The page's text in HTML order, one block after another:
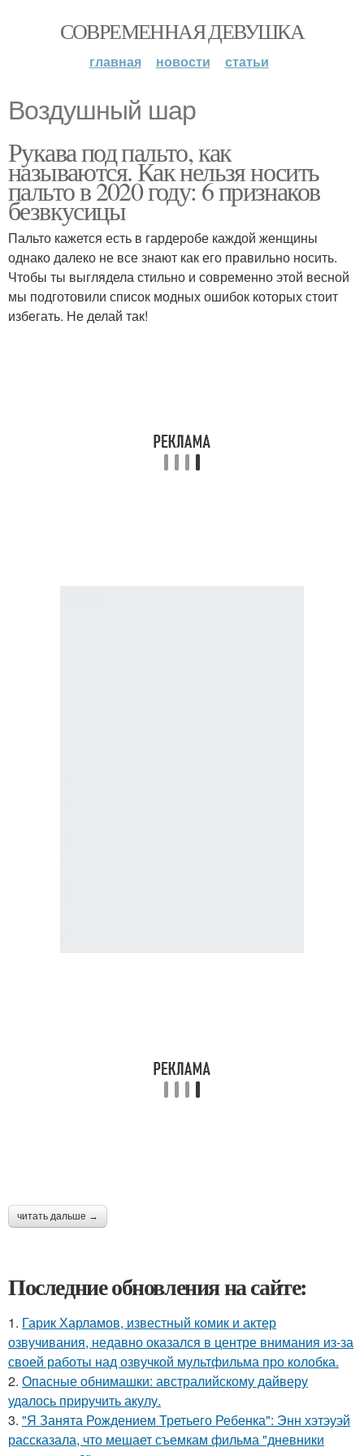
СОВРЕМЕННАЯ ДЕВУШКА
главная новости статьи
Воздушный шар
Рукава под пальто, как
называются. Как нельзя носить
пальто в 2020 году: 6 признаков
безвкусицы
Пальто кажется есть в гардеробе каждой женщины
однако далеко не все знают как его правильно носить.
Чтобы ты выглядела стильно и современно этой весной
мы подготовили список модных ошибок которых стоит
избегать. Не делай так!
читать дальше →
Последние обновления на сайте:
1. Гарик Харламов, известный комик и актер
озвучивания, недавно оказался в центре внимания из-за
своей работы над озвучкой мультфильма про колобка.
2. Опасные обнимашки: австралийскому дайверу
удалось приручить акулу.
3. "Я Занята Рождением Третьего Ребенка": Энн хэтэуэй
рассказала, что мешает съемкам фильма "дневники